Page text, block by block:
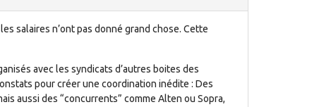
salaires n’ont pas donné grand chose. Cette
avec les syndicats d’autres boites des
pour créer une coordination inédite : Des
aussi des “concurrents” comme Alten ou Sopra,